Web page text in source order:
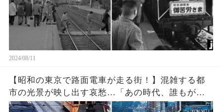
2024/08/11
【昭和の東京で路面電車が走る街！】混雑する都
市の光景が映し出す哀愁…「あの時代、誰もが当
たり前に横断していた」昭和の驚きの交通事情と